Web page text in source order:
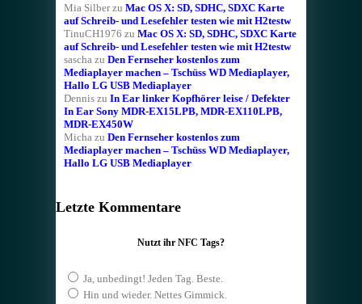
Mia Silberzu Mac OS X: SD, SDHC, SDXC Karte
auf Schreib- und Lesefehler testen wie mit H2testw
TinuCH1976 zu Mac OS X: SD, SDHC, SDXC Karte
auf Schreib- und Lesefehler testen wie mit H2testw
sascha zu Den Fernseher kostenlos zum
Mediaplayer machen – Tschüss WD Mediaplayer,
Hallo LG USB Mediaplayer
Denniszu In Ear linker Kopfhörer leise / Defekter
In Ear Sony MDR-EX15LPB, MDR-EX110LPB,
MDR-EX450W
Micha zu Den Fernseher kostenlos zum
Mediaplayer machen – Tschüss WD Mediaplayer,
Hallo LG USB Mediaplayer
Letzte Kommentare
Nutzt ihr NFC Tags?
Ja, unbedingt! Jeden Tag. Beste.
Hin und wieder. Nettes Gimmick.